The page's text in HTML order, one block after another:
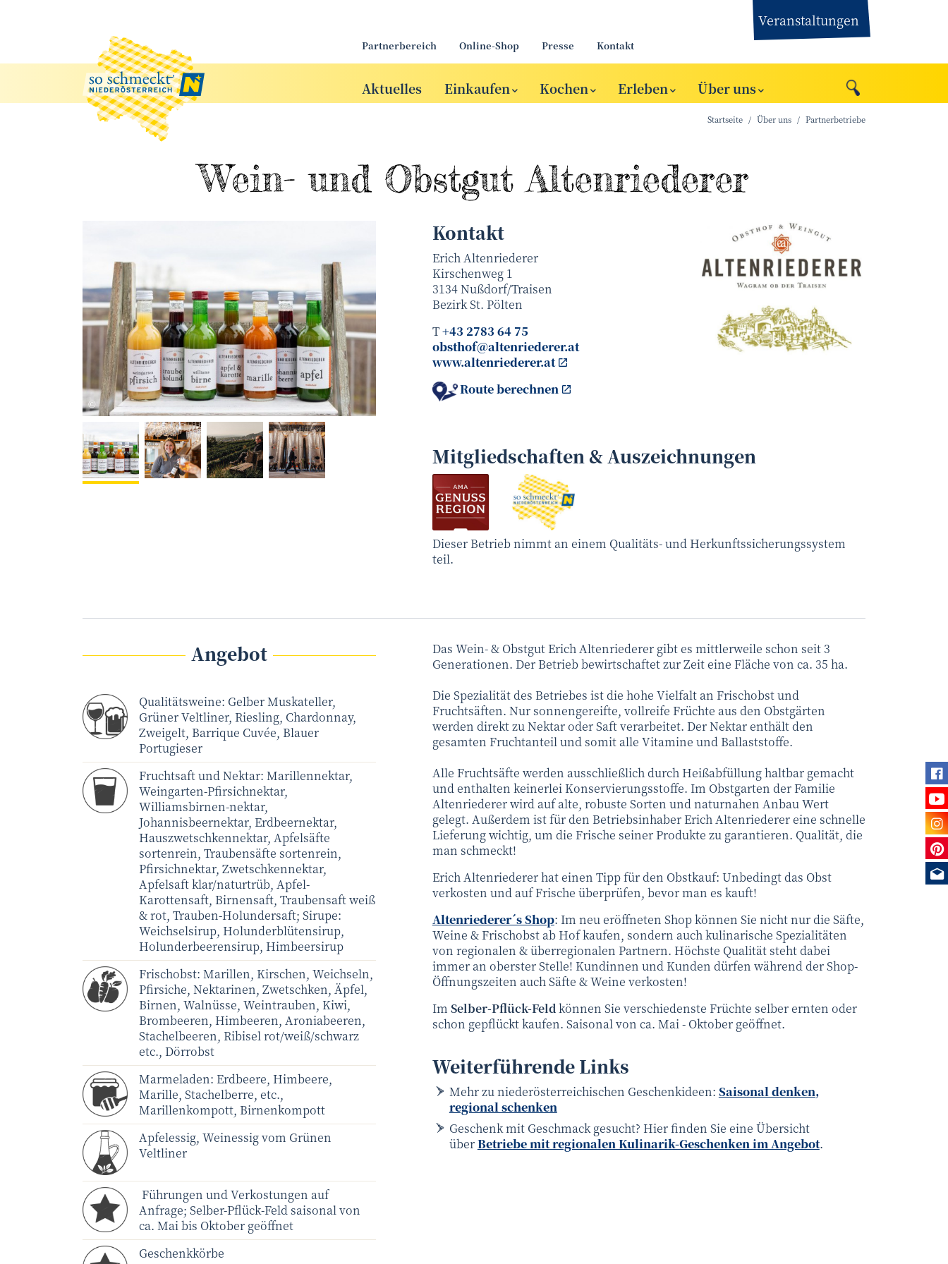
Partnerbereich Online-Shop Presse Kontakt
Veranstaltungen
Aktuelles Einkaufen Kochen Erleben Über uns
Startseite Über uns Partnerbetriebe
Wein- und Obstgut Altenriederer
©Obsthof Altenriederer Obsthof Altenriederer
Kontakt
Erich Altenriederer
Kirschenweg 1
3134Nußdorf/Traisen
BezirkSt. Pölten
T+43 2783 64 75
obsthof@altenriederer.at
www.altenriederer.at
Route berechnen
Mitgliedschaften & Auszeichnungen
Dieser Betrieb nimmt an einem Qualitäts- und Herkunftssicherungssystem
teil.
Angebot
Qualitätsweine: Gelber Muskateller,
Grüner Veltliner, Riesling, Chardonnay,
Zweigelt, Barrique Cuvée, Blauer
Portugieser
Fruchtsaft und Nektar: Marillennektar,
Weingarten-Pfirsichnektar,
Williamsbirnen-nektar,
Johannisbeernektar, Erdbeernektar,
Hauszwetschkennektar, Apfelsäfte
sortenrein, Traubensäfte sortenrein,
Pfirsichnektar, Zwetschkennektar,
Apfelsaft klar/naturtrüb, Apfel-
Karottensaft, Birnensaft, Traubensaft weiß
& rot, Trauben-Holundersaft; Sirupe:
Weichselsirup, Holunderblütensirup,
Holunderbeerensirup, Himbeersirup
Frischobst: Marillen, Kirschen, Weichseln,
Pfirsiche, Nektarinen, Zwetschken, Äpfel,
Birnen, Walnüsse, Weintrauben, Kiwi,
Brombeeren, Himbeeren, Aroniabeeren,
Stachelbeeren, Ribisel rot/weiß/schwarz
etc., Dörrobst
Marmeladen: Erdbeere, Himbeere,
Marille, Stachelberre, etc.,
Marillenkompott, Birnenkompott
Apfelessig, Weinessig vom Grünen
Veltliner
Führungen und Verkostungen auf
Anfrage; Selber-Pflück-Feld saisonal von
ca. Mai bis Oktober geöffnet
Geschenkkörbe
Das Wein- & Obstgut Erich Altenriederer gibt es mittlerweile schon seit 3
Generationen. Der Betrieb bewirtschaftet zur Zeit eine Fläche von ca. 35 ha.
Die Spezialität des Betriebes ist die hohe Vielfalt an Frischobst und
Fruchtsäften. Nur sonnengereifte, vollreife Früchte aus den Obstgärten
werden direkt zu Nektar oder Saft verarbeitet. Der Nektar enthält den
gesamten Fruchtanteil und somit alle Vitamine und Ballaststoffe.
Alle Fruchtsäfte werden ausschließlich durch Heißabfüllung haltbar gemacht
und enthalten keinerlei Konservierungsstoffe. Im Obstgarten der Familie
Altenriederer wird auf alte, robuste Sorten und naturnahen Anbau Wert
gelegt. Außerdem ist für den Betriebsinhaber Erich Altenriederer eine schnelle
Lieferung wichtig, um die Frische seiner Produkte zu garantieren. Qualität, die
man schmeckt!
Erich Altenriederer hat einen Tipp für den Obstkauf: Unbedingt das Obst
verkosten und auf Frische überprüfen, bevor man es kauft!
Altenriederer´s Shop: Im neu eröffneten Shop können Sie nicht nur die Säfte,
Weine & Frischobst ab Hof kaufen, sondern auch kulinarische Spezialitäten
von regionalen & überregionalen Partnern. Höchste Qualität steht dabei
immer an oberster Stelle! Kundinnen und Kunden dürfen während der Shop-
Öffnungszeiten auch Säfte & Weine verkosten!
Im Selber-Pflück-Feldkönnen Sie verschiedenste Früchte selber ernten oder
schon gepflückt kaufen. Saisonal von ca. Mai - Oktober geöffnet.
Weiterführende Links
Mehr zu niederösterreichischen Geschenkideen: Saisonal denken,
regional schenken
Geschenk mit Geschmack gesucht? Hier finden Sie eine Übersicht
überBetriebe mit regionalen Kulinarik-Geschenken im Angebot.